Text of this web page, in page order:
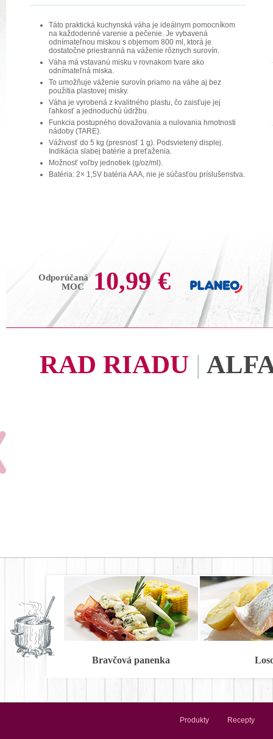
Táto praktická kuchynská váha je ideálnym pomocníkom
na každodenné varenie a pečenie. Je vybavená
odnímateľnou miskou s objemom 800 ml, ktorá je
dostatočne priestranná na váženie rôznych surovín.
Váha má vstavanú misku v rovnakom tvare ako
odnímateľná miska.
To umožňuje váženie surovín priamo na váhe aj bez
použitia plastovej misky.
Váha je vyrobená z kvalitného plastu, čo zaisťuje jej
ľahkosť a jednoduchú údržbu.
Funkcia postupného dovažovania a nulovania hmotnosti
nádoby (TARE).
Váživosť do 5 kg (presnosť 1 g). Podsvietený displej.
Indikácia slabej batérie a preťaženia.
Možnosť voľby jednotiek (g/oz/ml).
Batéria: 2× 1,5V batéria AAA, nie je súčasťou príslušenstva.
Odporúčaná
MOC
10,99 €
RAD RIADU |
Bravčová panenka
Produkty Recepty